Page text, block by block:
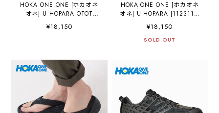
HOKA ONE ONE [ホカオネ
オネ] U HOPARA OTOT
[1123112-otot] ホパラ(ユニ
セックス)・サンダル・スポ
量・MEN'S / LADY'S
[2026AW]
¥18,150
HOKA ONE ONE [ホカオネ
オネ] U HOPARA [1123112]
ホパラ(ユニセックス)・サン
ダル・スポーツサンダル・
マウンテンサンダル・アウ
¥18,150
SOLD OUT